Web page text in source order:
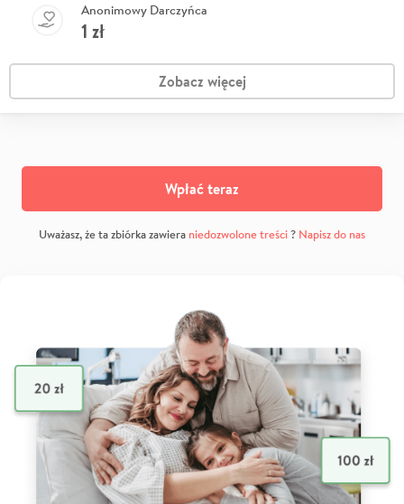
Anonimowy Darczyńca
1 zł
Zobacz więcej
Wpłać teraz
Uważasz, że ta zbiórka zawiera niedozwolone treści? Napisz do nas